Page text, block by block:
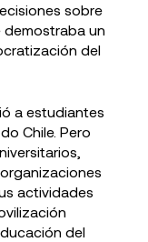
sobre
un
del
a estudiantes
Chile. Pero
actividades
del